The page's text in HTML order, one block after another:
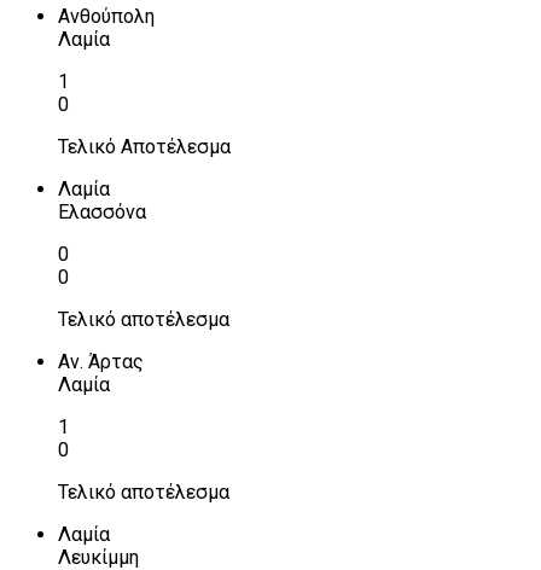
Ανθούπολη
Λαμία
1
0
Τελικό Αποτέλεσμα
Λαμία
Ελασσόνα
0
0
Τελικό αποτέλεσμα
Αν. Άρτας
Λαμία
1
0
Τελικό αποτέλεσμα
Λαμία
Λευκίμμη